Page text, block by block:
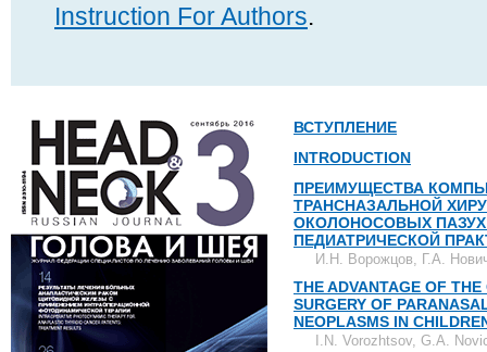
Instruction For Authors.
ВСТУПЛЕНИЕ
INTRODUCTION
ПРЕИМУЩЕСТВА
ТРАНСНАЗАЛЬНОЙ
ОКОЛОНОСОВЫХ
ПЕДИАТРИЧЕСКОЙ
И.Н. Ворожцов, Г.А.
THE ADVANTAGE OF
SURGERY OF
NEOPLASMS IN
I.N. Vorozhtsov, G.A.